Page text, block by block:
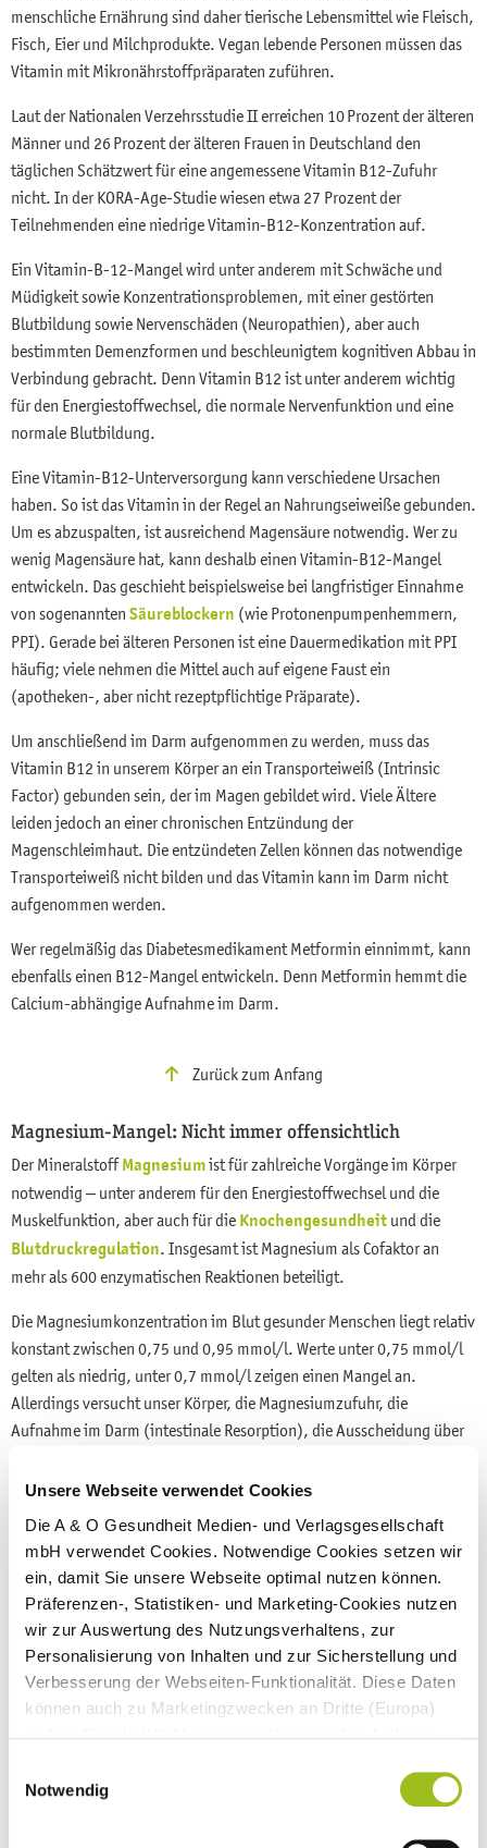
Unsere Webseite verwendet Cookies
Die A & O Gesundheit Medien- und Verlagsgesellschaft
mbH verwendet Cookies. Notwendige Cookies setzen wir
ein, damit Sie unsere Webseite optimal nutzen können.
Präferenzen-, Statistiken- und Marketing-Cookies nutzen
wir zur Auswertung des Nutzungsverhaltens, zur
Personalisierung von Inhalten und zur Sicherstellung und
Verbesserung der Webseiten-Funktionalität. Diese Daten
können auch zu Marketingzwecken an Dritte (Europa)
unserenDatenschutzhinweisen Impressum
Notwendig
menschliche Ernährung sind daher tierische Lebensmittel wie Fleisch,
Fisch, Eier und Milchprodukte. Vegan lebende Personen müssen das
Vitamin mit Mikronährstoffpräparaten zuführen.
Laut der Nationalen Verzehrsstudie II erreichen 10 Prozent der älteren
Männer und 26 Prozent der älteren Frauen in Deutschland den
täglichen Schätzwert für eine angemessene Vitamin B12-Zufuhr
nicht. In der KORA-Age-Studie wiesen etwa 27 Prozent der
Teilnehmenden eine niedrige Vitamin-B12-Konzentration auf.
Ein Vitamin-B-12-Mangel wird unter anderem mit Schwäche und
Müdigkeit sowie Konzentrationsproblemen, mit einer gestörten
Blutbildung sowie Nervenschäden (Neuropathien), aber auch
bestimmten Demenzformen und beschleunigtem kognitiven Abbau in
Verbindung gebracht. Denn Vitamin B12 ist unter anderem wichtig
für den Energiestoffwechsel, die normale Nervenfunktion und eine
normale Blutbildung.
Eine Vitamin-B12-Unterversorgung kann verschiedene Ursachen
haben. So ist das Vitamin in der Regel an Nahrungseiweiße gebunden.
Um es abzuspalten, ist ausreichend Magensäure notwendig. Wer zu
wenig Magensäure hat, kann deshalb einen Vitamin-B12-Mangel
entwickeln. Das geschieht beispielsweise bei langfristiger Einnahme
von sogenannten Säureblockern (wie Protonenpumpenhemmern,
PPI). Gerade bei älteren Personen ist eine Dauermedikation mit PPI
häufig; viele nehmen die Mittel auch auf eigene Faust ein
(apotheken-, aber nicht rezeptpflichtige Präparate).
Um anschließend im Darm aufgenommen zu werden, muss das
Vitamin B12 in unserem Körper an ein Transporteiweiß (Intrinsic
Factor) gebunden sein, der im Magen gebildet wird. Viele Ältere
leiden jedoch an einer chronischen Entzündung der
Magenschleimhaut. Die entzündeten Zellen können das notwendige
Transporteiweiß nicht bilden und das Vitamin kann im Darm nicht
aufgenommen werden.
Wer regelmäßig das Diabetesmedikament Metformin einnimmt, kann
ebenfalls einen B12-Mangel entwickeln. Denn Metformin hemmt die
Calcium-abhängige Aufnahme im Darm.
Zurück zum Anfang
Magnesium-Mangel: Nicht immer offensichtlich
Der MineralstoffMagnesiumist für zahlreiche Vorgänge im Körper
notwendig – unter anderem für den Energiestoffwechsel und die
Muskelfunktion, aber auch für die Knochengesundheit und die
Blutdruckregulation. Insgesamt ist Magnesium als Cofaktor an
mehr als 600 enzymatischen Reaktionen beteiligt.
Die Magnesiumkonzentration im Blut gesunder Menschen liegt relativ
konstant zwischen 0,75 und 0,95 mmol/l. Werte unter 0,75 mmol/l
gelten als niedrig, unter 0,7 mmol/l zeigen einen Mangel an.
Allerdings versucht unser Körper, die Magnesiumzufuhr, die
Aufnahme im Darm (intestinale Resorption), die Ausscheidung über
den Knochen und den Magnesiumbedarf verschiedener Gewebe im
die Aufnahme im Darm erhöht und die Ausscheidung über die Nieren
verringert. Oder Magnesium wird aus den Zellen oder sogar den
Knochen freigesetzt, um den Spiegel aufrechtzuerhalten. Das führt
auf Dauer zu einem zellulären Magnesiumdefizit und kann auch die
Knochen schädigen. Gleichzeitig verschleiert dies den Mangel.
Ist bei gleichbleibender Magnesiumkonzentration im Blutserum die
Magnesiumkonzentration in den Körperzellen vermindert, sprechen
ist bei älteren Erwachsenen in westlichen Ländern weit verbreitet, da
die empfohlene Zufuhr oft nicht erreicht wird und die Aufnahme im